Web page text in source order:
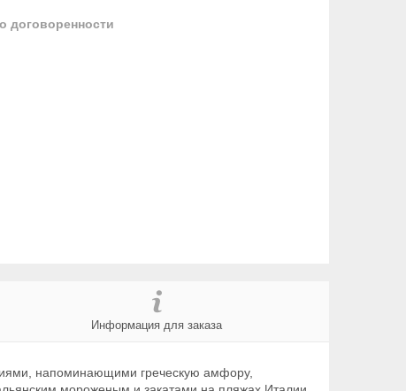
договоренности
Информация для заказа
напоминающими греческую амфору,